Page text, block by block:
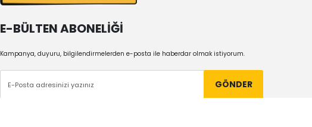
E-BÜLTEN ABONELİĞİ
Kampanya, duyuru, bilgilendirmelerden e-posta ile haberdar olmak istiyorum.
GÖNDER